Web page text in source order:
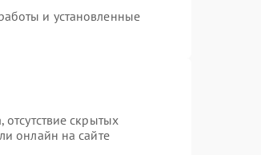
и установленные
скрытых
онлайн на сайте